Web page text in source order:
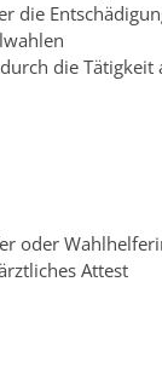
die
die
oder
Attest